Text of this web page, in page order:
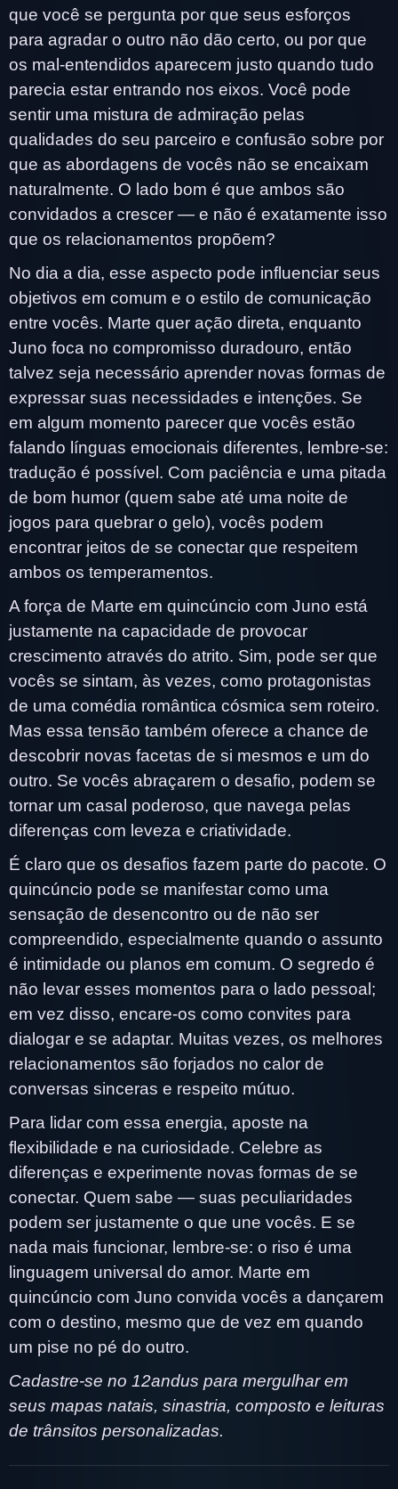
que você se pergunta por que seus esforços
para agradar o outro não dão certo, ou por que
os mal-entendidos aparecem justo quando tudo
parecia estar entrando nos eixos. Você pode
sentir uma mistura de admiração pelas
qualidades do seu parceiro e confusão sobre por
que as abordagens de vocês não se encaixam
naturalmente. O lado bom é que ambos são
convidados a crescer — e não é exatamente isso
que os relacionamentos propõem?
No dia a dia, esse aspecto pode influenciar seus
objetivos em comum e o estilo de comunicação
entre vocês. Marte quer ação direta, enquanto
Juno foca no compromisso duradouro, então
talvez seja necessário aprender novas formas de
expressar suas necessidades e intenções. Se
em algum momento parecer que vocês estão
falando línguas emocionais diferentes, lembre-se:
tradução é possível. Com paciência e uma pitada
de bom humor (quem sabe até uma noite de
jogos para quebrar o gelo), vocês podem
encontrar jeitos de se conectar que respeitem
ambos os temperamentos.
A força de Marte em quincúncio com Juno está
justamente na capacidade de provocar
crescimento através do atrito. Sim, pode ser que
vocês se sintam, às vezes, como protagonistas
de uma comédia romântica cósmica sem roteiro.
Mas essa tensão também oferece a chance de
descobrir novas facetas de si mesmos e um do
outro. Se vocês abraçarem o desafio, podem se
tornar um casal poderoso, que navega pelas
diferenças com leveza e criatividade.
É claro que os desafios fazem parte do pacote. O
quincúncio pode se manifestar como uma
sensação de desencontro ou de não ser
compreendido, especialmente quando o assunto
é intimidade ou planos em comum. O segredo é
não levar esses momentos para o lado pessoal;
em vez disso, encare-os como convites para
dialogar e se adaptar. Muitas vezes, os melhores
relacionamentos são forjados no calor de
conversas sinceras e respeito mútuo.
Para lidar com essa energia, aposte na
flexibilidade e na curiosidade. Celebre as
diferenças e experimente novas formas de se
conectar. Quem sabe — suas peculiaridades
podem ser justamente o que une vocês. E se
nada mais funcionar, lembre-se: o riso é uma
linguagem universal do amor. Marte em
quincúncio com Juno convida vocês a dançarem
com o destino, mesmo que de vez em quando
um pise no pé do outro.
Cadastre-se no 12andus para mergulhar em
seus mapas natais, sinastria, composto e leituras
de trânsitos personalizadas.